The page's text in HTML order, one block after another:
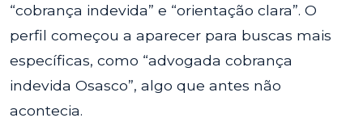
“cobrança indevida” e “orientação clara”. O
perfil começou a aparecer para buscas mais
específicas, como “advogada cobrança
indevida Osasco”, algo que antes não
acontecia.